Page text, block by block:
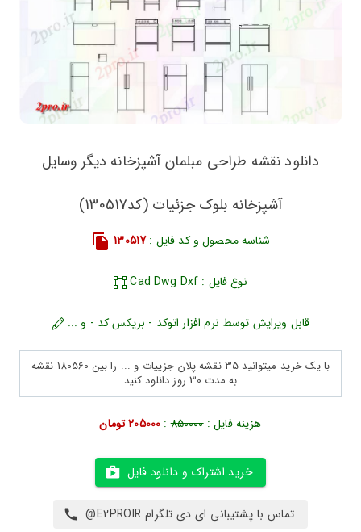
دانلود نقشه طراحی مبلمان آشپزخانه دیگر وسایل
آشپزخانه بلوک جزئیات (کد130517)
شناسه محصول و کد فایل :130517
نوع فایل : Cad Dwg Dxf
قابل ویرایش توسط نرم افزار اتوکد - بریکس کد - و ...
با یک خرید میتوانید 35 نقشه پلان جزییات و ... را بین 180560 نقشه
به مدت 30 روز دانلود کنید
هزینه فایل :850000
: 205000 تومان
خرید اشتراک و دانلود فایل
تماس با پشتیبانی ای دی تلگرام E2PROIR@